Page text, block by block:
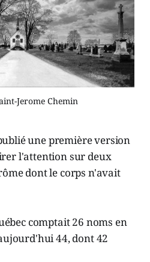
Jerome Chemin
une première version
l'attention sur deux
dont le corps n'avait
comptait 26 noms en
44, dont 42